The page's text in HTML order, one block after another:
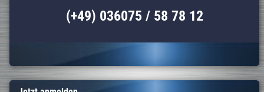
(+49) 036075 / 58 78 12